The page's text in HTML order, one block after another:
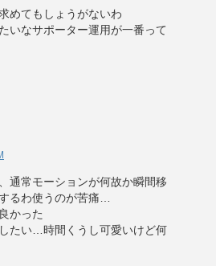
めてもしょうがないわ
いなサポーター運用が一番って
通常モーションが何故か瞬間移
るわ使うのが苦痛…
かった
たい…時間くうし可愛いけど何